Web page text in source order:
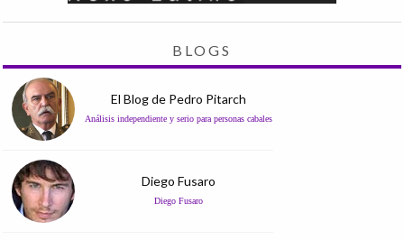
BLOGS
El Blog de Pedro Pitarch
Análisis independiente y serio para personas cabales
Diego Fusaro
Diego Fusaro